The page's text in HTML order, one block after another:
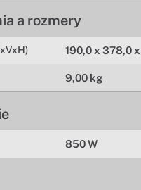
a rozmery
190,0 x 378,0
9,00 kg
850 W